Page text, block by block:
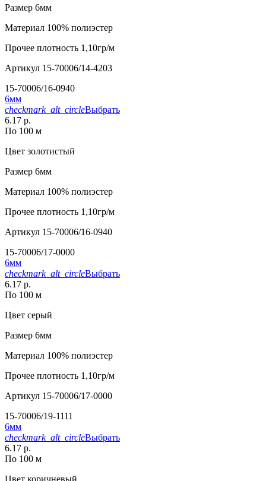
Размер 6мм
Материал 100% полиэстер
Прочее плотность 1,10гр/м
Артикул 15-70006/14-4203
15-70006/16-0940
6мм
checkmark_alt_circleВыбрать
6.17 р.
По 100 м
Цвет золотистый
Размер 6мм
Материал 100% полиэстер
Прочее плотность 1,10гр/м
Артикул 15-70006/16-0940
15-70006/17-0000
6мм
checkmark_alt_circleВыбрать
6.17 р.
По 100 м
Цвет серый
Размер 6мм
Материал 100% полиэстер
Прочее плотность 1,10гр/м
Артикул 15-70006/17-0000
15-70006/19-1111
6мм
checkmark_alt_circleВыбрать
6.17 р.
По 100 м
Цвет коричневый